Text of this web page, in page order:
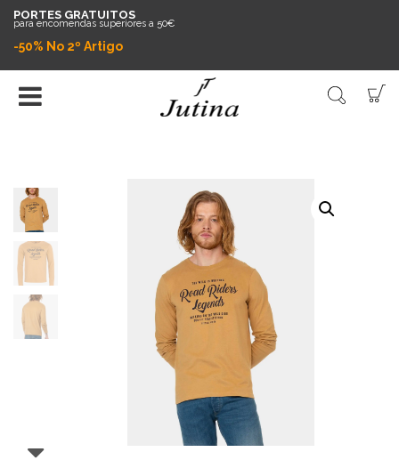
PORTES GRATUITOS
para encomendas superiores a 50€
-50% No 2º Artigo